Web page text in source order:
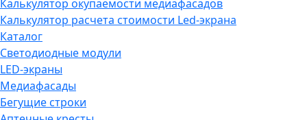
Калькулятор окупаемости медиафасадов
Калькулятор расчета стоимости Led-экрана
Каталог
Светодиодные модули
LED-экраны
Медиафасады
Бегущие строки